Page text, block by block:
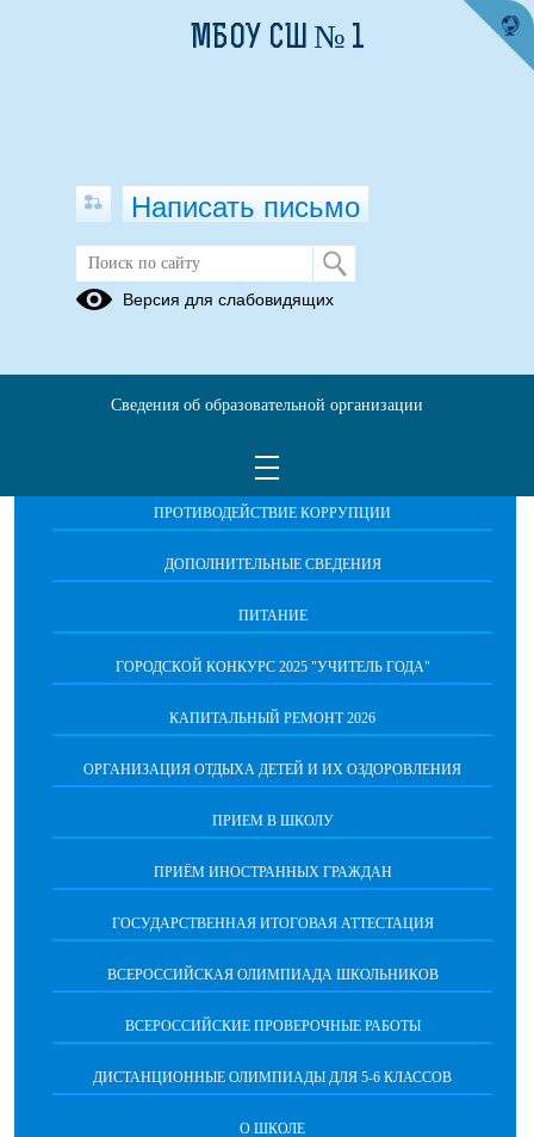
Публикации за Октябрь 2025
ОБРАЩЕНИЯ ГРАЖДАН
ПРОТИВОДЕЙСТВИЕ КОРРУПЦИИ
ДОПОЛНИТЕЛЬНЫЕ СВЕДЕНИЯ
ПИТАНИЕ
ГОРОДСКОЙ КОНКУРС 2025 "УЧИТЕЛЬ ГОДА"
КАПИТАЛЬНЫЙ РЕМОНТ 2026
ОРГАНИЗАЦИЯ ОТДЫХА ДЕТЕЙ И ИХ ОЗДОРОВЛЕНИЯ
ПРИЕМ В ШКОЛУ
ПРИЁМ ИНОСТРАННЫХ ГРАЖДАН
ГОСУДАРСТВЕННАЯ ИТОГОВАЯ АТТЕСТАЦИЯ
ВСЕРОССИЙСКАЯ ОЛИМПИАДА ШКОЛЬНИКОВ
ВСЕРОССИЙСКИЕ ПРОВЕРОЧНЫЕ РАБОТЫ
ДИСТАНЦИОННЫЕ ОЛИМПИАДЫ ДЛЯ 5-6 КЛАССОВ
О ШКОЛЕ
МБОУ СШ № 1
Написать письмо
Версия для слабовидящих
Сведения об образовательной организации